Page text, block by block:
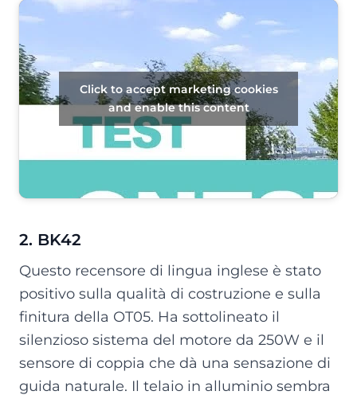
Click to accept marketing cookies
and enable this content
2. BK42
Questo recensore di lingua inglese è stato
positivo sulla qualità di costruzione e sulla
finitura della OT05. Ha sottolineato il
silenzioso sistema del motore da 250W e il
sensore di coppia che dà una sensazione di
guida naturale. Il telaio in alluminio sembra